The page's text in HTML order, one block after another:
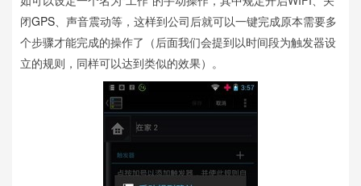
闭GPS 、声音震动等，这样到公司后就可以一键完成原本需要多
个步骤才能完成的操作了（后面我们会提到以时间段为触发器设
立的规则，同样可以达到类似的效果）。